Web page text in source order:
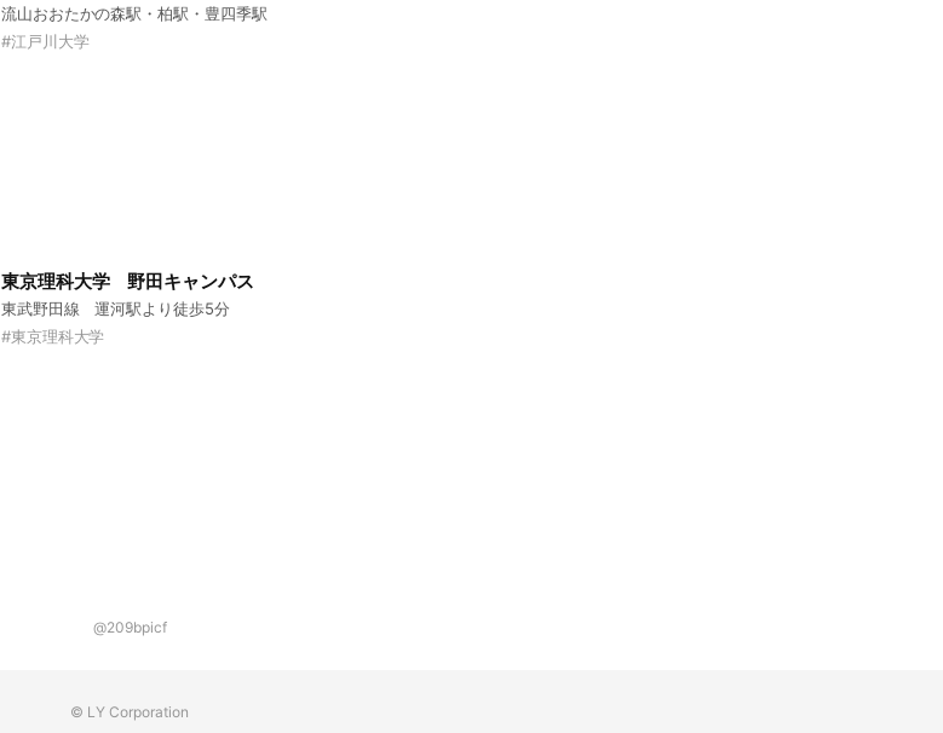
流山おおたかの森駅・柏駅・豊四季駅
#江戸川大学
東京理科大学 野田キャンパス
東武野田線 運河駅より徒歩5分
#東京理科大学
@209bpicf
© LY Corporation